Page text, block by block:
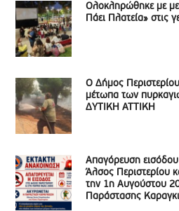
Ολοκληρώθηκε με
Πάει Πλατεία» στις
Ο Δήμος
μέτωπα των
ΔΥΤΙΚΗ ΑΤΤΙΚΗ
Απαγόρευση
Άλσος Περιστερίου
την 1η Αυγούστου
Παράστασης